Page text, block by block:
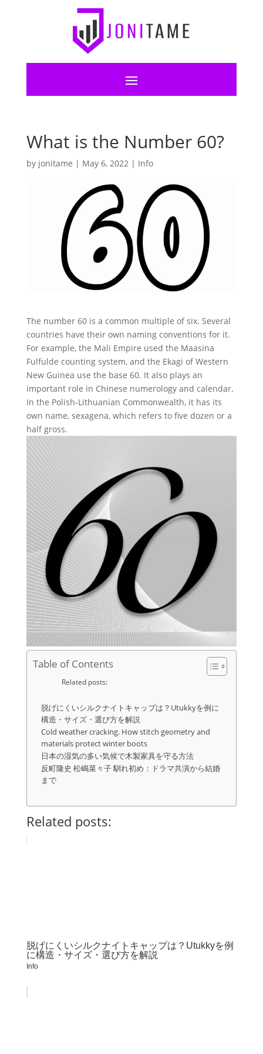
What is the Number 60?
by jonitame | May 6, 2022| Info
The number 60 is a common multiple of six. Several
countries have their own naming conventions for it.
For example, the Mali Empire used the Maasina
Fulfulde counting system, and the Ekagi of Western
New Guinea use the base 60. It also plays an
important role in Chinese numerology and calendar.
In the Polish-Lithuanian Commonwealth, it has its
own name, sexagena, which refers to five dozen or a
half gross.
Table of Contents
Related posts:
脱げにくいシルクナイトキャップは？Utukkyを例に
構造・サイズ・選び方を解説
Cold weather cracking. How stitch geometry and
materials protect winter boots
日本の湿気の多い気候で木製家具を守る方法
反町隆史 松嶋菜々子 馴れ初め：ドラマ共演から結婚
まで
Related posts:
脱げにくいシルクナイトキャップは？Utukkyを例
に構造・サイズ・選び方を解説
Info